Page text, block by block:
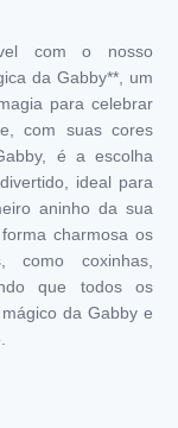
com o nosso
da Gabby**, um
para celebrar
com suas cores
é a escolha
ideal para
aninho da sua
charmosa os
como coxinhas,
que todos os
da Gabby e